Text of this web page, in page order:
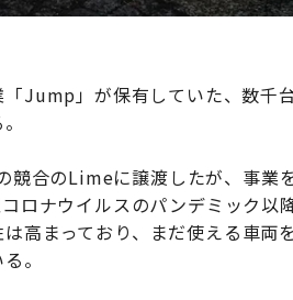
Jump」が保有していた、数千
合のLimeに譲渡したが、事業
ロナウイルスのパンデミック以
高まっており、まだ使える車両
。